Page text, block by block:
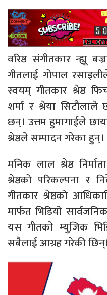
वरिष्ठ संगीतकार न्ह्यू
गीतलाई गोपाल
स्वयम् गीतकार श्रेष्ठ
शर्मा र श्रेया
छन्। उत्तम हुमागाईले
श्रेष्ठले सम्पादन गरेका हुन्।
मनिक लाल श्रेष्ठ
श्रेष्ठको परिकल्पना र
गीतकार श्रेष्ठको
मार्फत भिडियो
यस गीतको म्युजिक
सबैलाई आग्रह गरेकी छिन्।